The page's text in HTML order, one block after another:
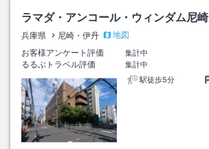
ラマダ・アンコール・ウィンダム尼崎
兵庫県 尼崎・伊丹
地図
お客様アンケート評価
集計中
るるぶトラベル評価
集計中
駅徒歩5分